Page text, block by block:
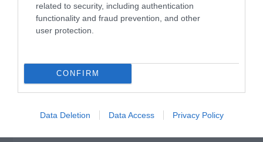
related to security, including authentication
functionality and fraud prevention, and other
user protection.
CONFIRM
Data Deletion Data Access Privacy Policy